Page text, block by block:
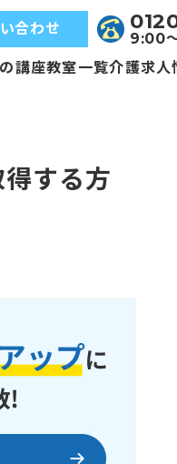
合わせ
9:00
講座教室一覧介護求人
する方